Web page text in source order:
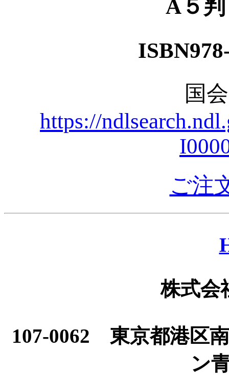
A５
国
https://
ご注
株式会
107-0062 東京都港区
ン